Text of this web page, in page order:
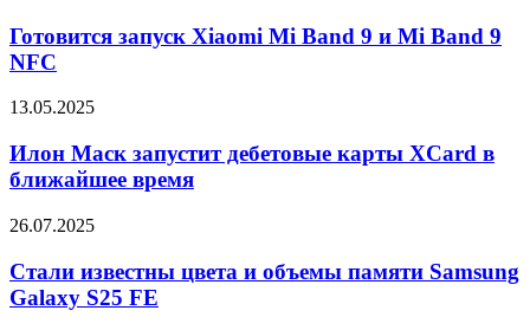
спутников
Xiaomi
Mi
Band
и
Band
9
Готовится запуск Xiaomi Mi Band 9 и Mi Band 9
NFC
Илон
запустит
дебетовые
карты
в
время
13.05.2025
Илон Маск запустит дебетовые карты XCard в
ближайшее время
Стали
цвета
и
объемы
26.07.2025
Стали известны цвета и объемы памяти Samsung
Galaxy S25 FE